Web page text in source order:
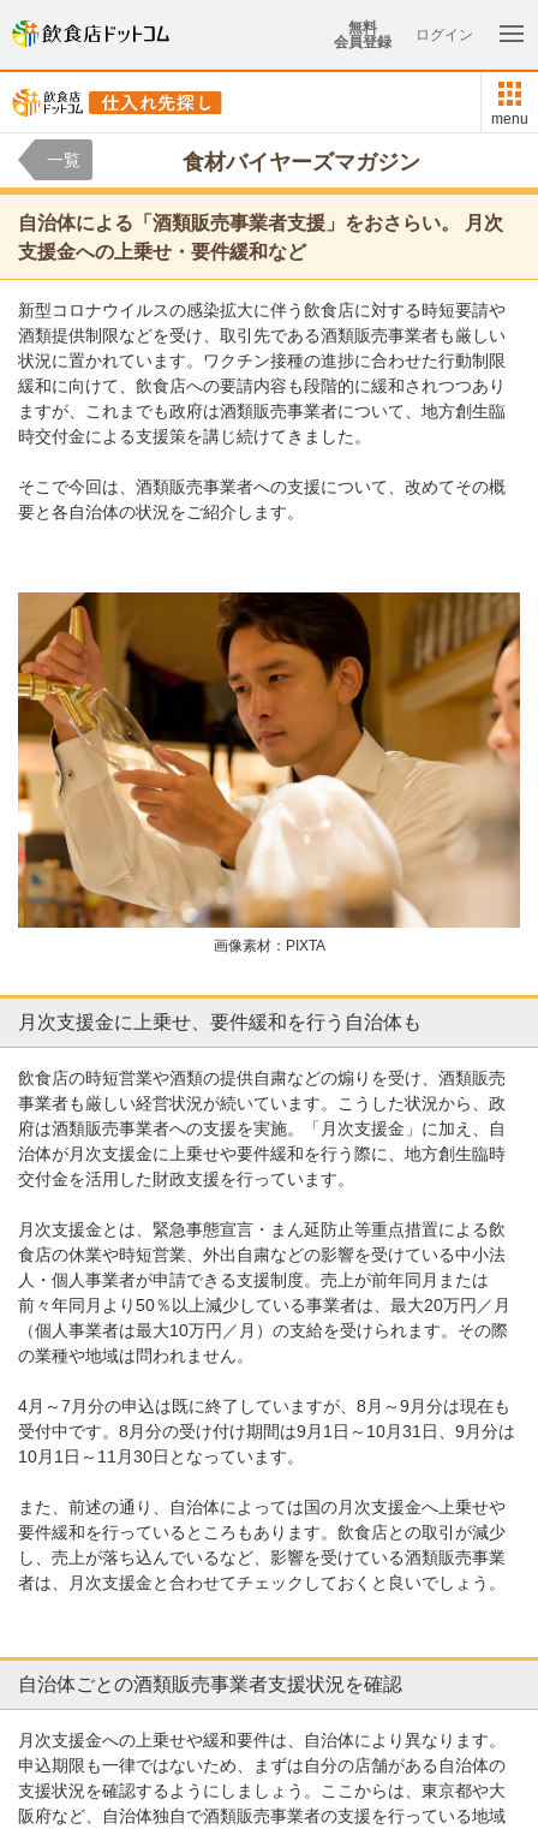
無料
会員登録
ログイン
menu
一覧 食材バイヤーズマガジン
自治体による「酒類販売事業者支援」をおさらい。 月次
支援金への上乗せ・要件緩和など
新型コロナウイルスの感染拡大に伴う飲食店に対する時短要請や
酒類提供制限などを受け、取引先である酒類販売事業者も厳しい
状況に置かれています。ワクチン接種の進捗に合わせた行動制限
緩和に向けて、飲食店への要請内容も段階的に緩和されつつあり
ますが、これまでも政府は酒類販売事業者について、地方創生臨
時交付金による支援策を講じ続けてきました。
そこで今回は、酒類販売事業者への支援について、改めてその概
要と各自治体の状況をご紹介します。
画像素材：PIXTA
月次支援金に上乗せ、要件緩和を行う自治体も
飲食店の時短営業や酒類の提供自粛などの煽りを受け、酒類販売
事業者も厳しい経営状況が続いています。こうした状況から、政
府は酒類販売事業者への支援を実施。「月次支援金」に加え、自
治体が月次支援金に上乗せや要件緩和を行う際に、地方創生臨時
交付金を活用した財政支援を行っています。
月次支援金とは、緊急事態宣言・まん延防止等重点措置による飲
食店の休業や時短営業、外出自粛などの影響を受けている中小法
人・個人事業者が申請できる支援制度。売上が前年同月または
前々年同月より50％以上減少している事業者は、最大20万円／月
（個人事業者は最大10万円／月）の支給を受けられます。その際
の業種や地域は問われません。
4月～7月分の申込は既に終了していますが、8月～9月分は現在も
受付中です。8月分の受け付け期間は9月1日～10月31日、9月分は
10月1日～11月30日となっています。
また、前述の通り、自治体によっては国の月次支援金へ上乗せや
要件緩和を行っているところもあります。飲食店との取引が減少
し、売上が落ち込んでいるなど、影響を受けている酒類販売事業
者は、月次支援金と合わせてチェックしておくと良いでしょう。
自治体ごとの酒類販売事業者支援状況を確認
月次支援金への上乗せや緩和要件は、自治体により異なります。
申込期限も一律ではないため、まずは自分の店舗がある自治体の
支援状況を確認するようにしましょう。ここからは、東京都や大
阪府など、自治体独自で酒類販売事業者の支援を行っている地域